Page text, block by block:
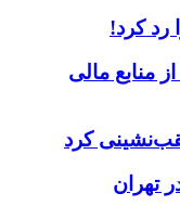
رد کرد!
منابع مالی